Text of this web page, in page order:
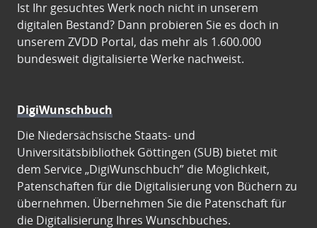
Ist Ihr gesuchtes Werk noch nicht in unserem
digitalen Bestand? Dann probieren Sie es doch in
unserem ZVDD Portal, das mehr als 1.600.000
bundesweit digitalisierte Werke nachweist.
DigiWunschbuch
Die Niedersächsische Staats- und
Universitätsbibliothek Göttingen (SUB) bietet mit
dem Service „DigiWunschbuch” die Möglichkeit,
Patenschaften für die Digitalisierung von Büchern zu
übernehmen. Übernehmen Sie die Patenschaft für
die Digitalisierung Ihres Wunschbuches.